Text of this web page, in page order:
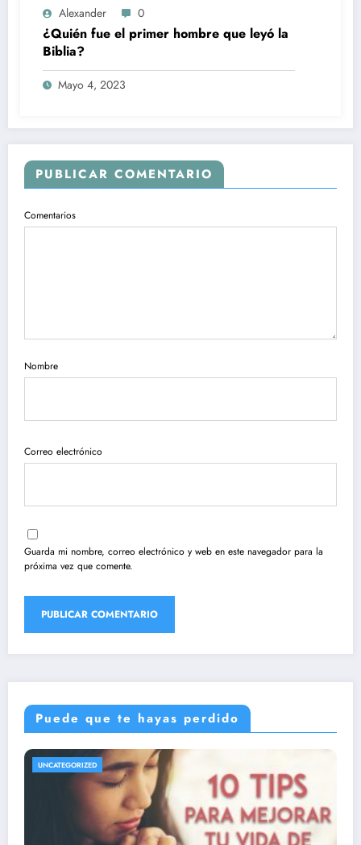
Alexander 0
¿Quién fue el primer hombre que leyó la
Biblia?
Mayo 4, 2023
PUBLICAR COMENTARIO
Comentarios
Nombre
Correo electrónico
Guarda mi nombre, correo electrónico y web en este navegador para la
próxima vez que comente.
Puede que te hayas perdido
UNCATEGORIZED
Cuál es la importancia de la
estudio en la fe católica
marzo 12, 2024 Alexander